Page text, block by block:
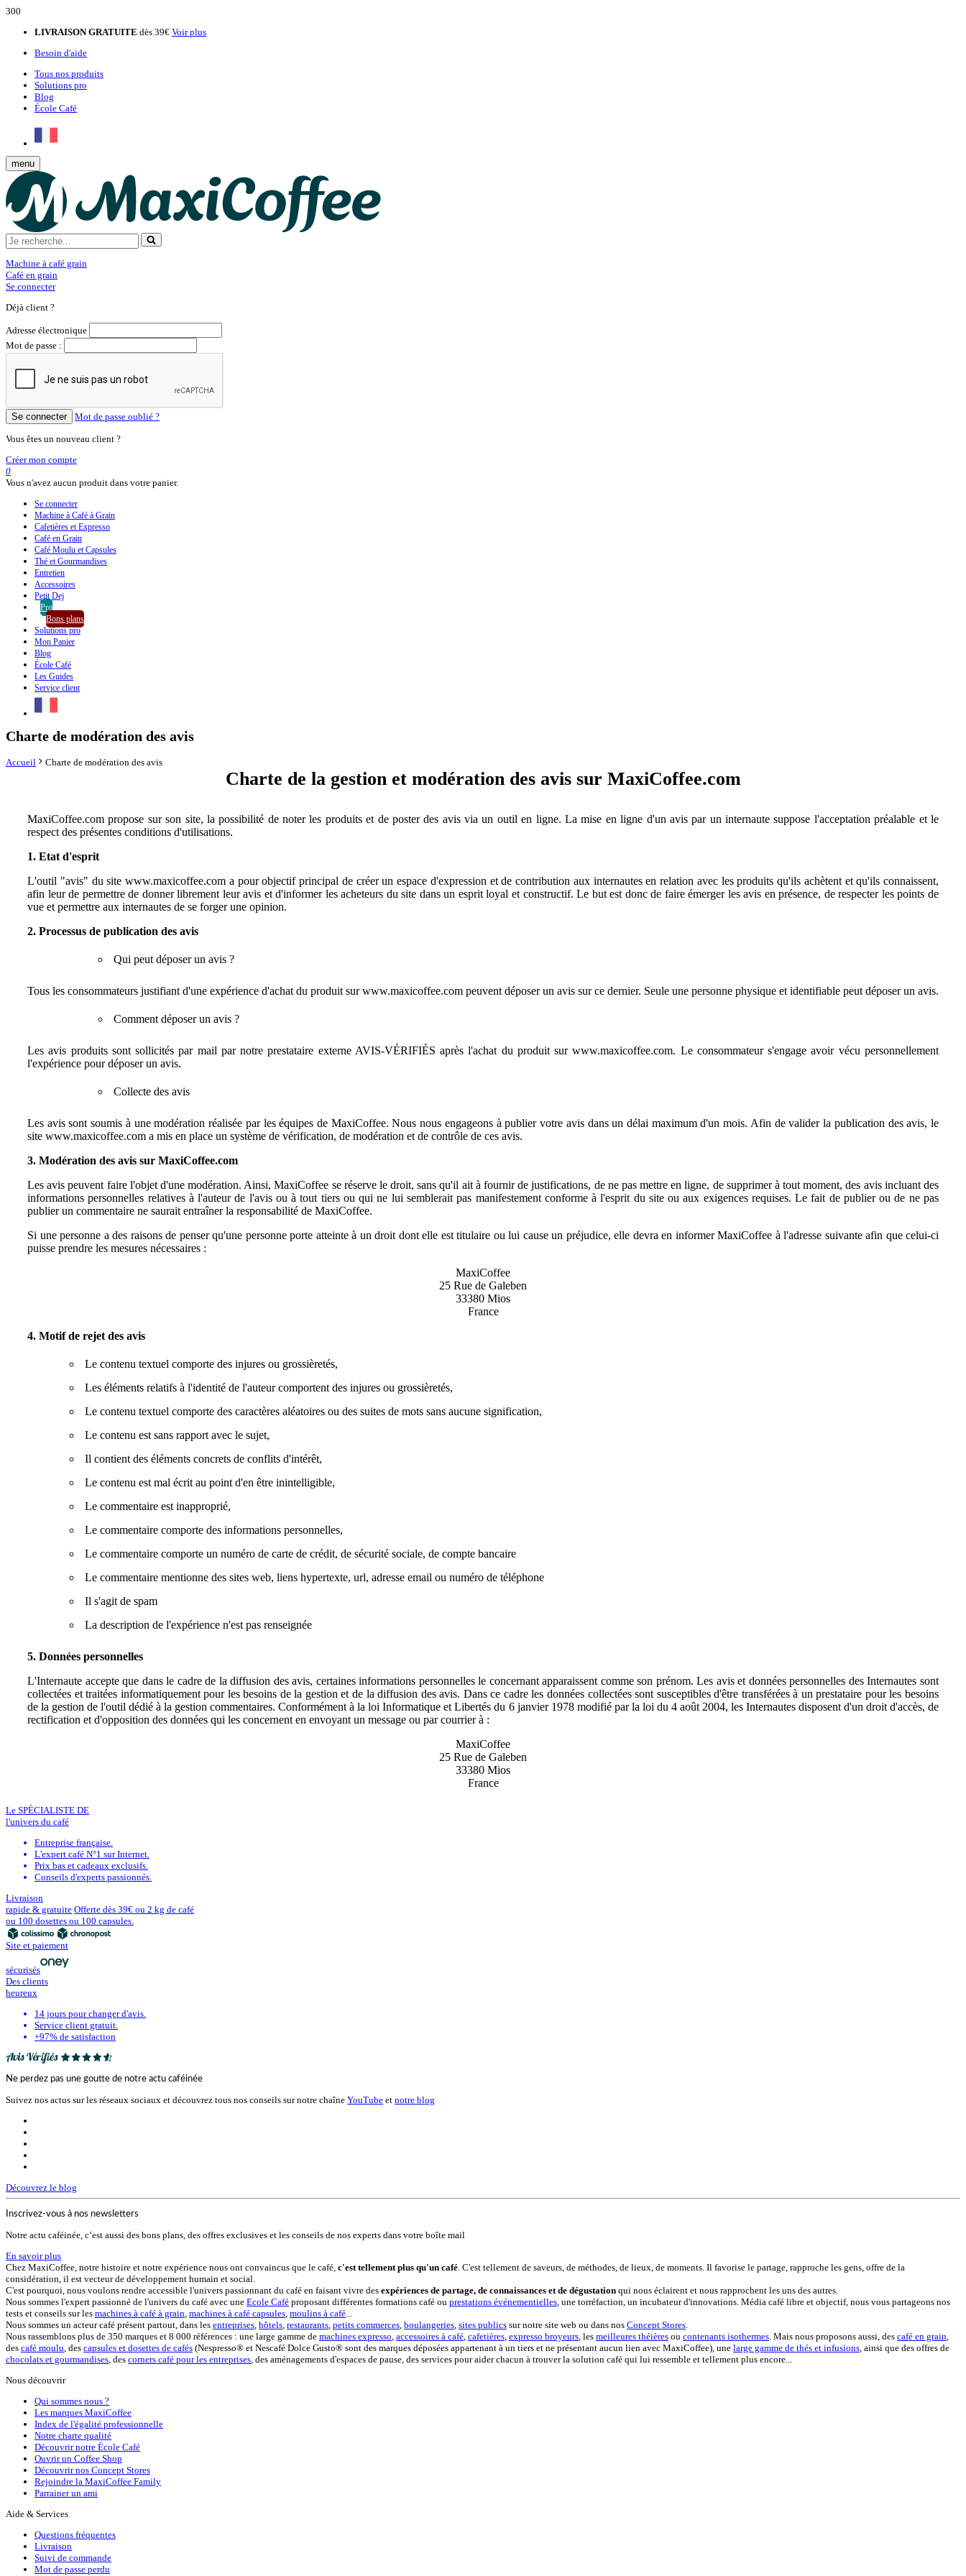
300
LIVRAISON GRATUITE dès 39€ Voir plus
Besoin d'aide
Tous nos produits
Solutions pro
Blog
École Café
menu
Machine à café grain
Café en grain
Se connecter
Déjà client ?
Adresse électronique
Mot de passe :
Se connecter Mot de passe oublié ?
Vous êtes un nouveau client ?
Créer mon compte
0
Vous n'avez aucun produit dans votre panier.
Se connecter
Machine à Café à Grain
Cafetières et Expresso
Café en Grain
Café Moulu et Capsules
Thé et Gourmandises
Entretien
Accessoires
Petit Dej
Pro
Bons plans
Solutions pro
Mon Panier
Blog
École Café
Les Guides
Service client
Charte de modération des avis
Accueil Charte de modération des avis
Charte de la gestion et modération des avis sur MaxiCoffee.com
MaxiCoffee.com propose sur son site, la possibilité de noter les produits et de poster des avis via un outil en ligne. La mise en ligne d'un avis par un internaute suppose l'acceptation préalable et le
respect des présentes conditions d'utilisations.
1. Etat d'esprit
L'outil "avis" du site www.maxicoffee.com a pour objectif principal de créer un espace d'expression et de contribution aux internautes en relation avec les produits qu'ils achètent et qu'ils connaissent,
afin leur de permettre de donner librement leur avis et d'informer les acheteurs du site dans un esprit loyal et constructif. Le but est donc de faire émerger les avis en présence, de respecter les points de
vue et permettre aux internautes de se forger une opinion.
2. Processus de publication des avis
Qui peut déposer un avis ?
Tous les consommateurs justifiant d'une expérience d'achat du produit sur www.maxicoffee.com peuvent déposer un avis sur ce dernier. Seule une personne physique et identifiable peut déposer un avis.
Comment déposer un avis ?
Les avis produits sont sollicités par mail par notre prestataire externe AVIS-VÉRIFIÉS après l'achat du produit sur www.maxicoffee.com. Le consommateur s'engage avoir vécu personnellement
l'expérience pour déposer un avis.
Collecte des avis
Les avis sont soumis à une modération réalisée par les équipes de MaxiCoffee. Nous nous engageons à publier votre avis dans un délai maximum d'un mois. Afin de valider la publication des avis, le
site www.maxicoffee.com a mis en place un système de vérification, de modération et de contrôle de ces avis.
3. Modération des avis sur MaxiCoffee.com
Les avis peuvent faire l'objet d'une modération. Ainsi, MaxiCoffee se réserve le droit, sans qu'il ait à fournir de justifications, de ne pas mettre en ligne, de supprimer à tout moment, des avis incluant des
informations personnelles relatives à l'auteur de l'avis ou à tout tiers ou qui ne lui semblerait pas manifestement conforme à l'esprit du site ou aux exigences requises. Le fait de publier ou de ne pas
publier un commentaire ne saurait entraîner la responsabilité de MaxiCoffee.
Si une personne a des raisons de penser qu'une personne porte atteinte à un droit dont elle est titulaire ou lui cause un préjudice, elle devra en informer MaxiCoffee à l'adresse suivante afin que celui-ci
puisse prendre les mesures nécessaires :
MaxiCoffee
25 Rue de Galeben
33380 Mios
France
4. Motif de rejet des avis
Le contenu textuel comporte des injures ou grossièretés,
Les éléments relatifs à l'identité de l'auteur comportent des injures ou grossièretés,
Le contenu textuel comporte des caractères aléatoires ou des suites de mots sans aucune signification,
Le contenu est sans rapport avec le sujet,
Il contient des éléments concrets de conflits d'intérêt,
Le contenu est mal écrit au point d'en être inintelligible,
Le commentaire est inapproprié,
Le commentaire comporte des informations personnelles,
Le commentaire comporte un numéro de carte de crédit, de sécurité sociale, de compte bancaire
Le commentaire mentionne des sites web, liens hypertexte, url, adresse email ou numéro de téléphone
Il s'agit de spam
La description de l'expérience n'est pas renseignée
5. Données personnelles
L'Internaute accepte que dans le cadre de la diffusion des avis, certaines informations personnelles le concernant apparaissent comme son prénom. Les avis et données personnelles des Internautes sont
collectées et traitées informatiquement pour les besoins de la gestion et de la diffusion des avis. Dans ce cadre les données collectées sont susceptibles d'être transférées à un prestataire pour les besoins
de la gestion de l'outil dédié à la gestion commentaires. Conformément à la loi Informatique et Libertés du 6 janvier 1978 modifié par la loi du 4 août 2004, les Internautes disposent d'un droit d'accès, de
rectification et d'opposition des données qui les concernent en envoyant un message ou par courrier à :
MaxiCoffee
25 Rue de Galeben
33380 Mios
France
Le SPÉCIALISTE DE
l'univers du café
Entreprise française.
L'expert café N°1 sur Internet.
Prix bas et cadeaux exclusifs.
Conseils d'experts passionnés.
Livraison
rapide & gratuite Offerte dès 39€ ou 2 kg de café
ou 100 dosettes ou 100 capsules.
Site et paiement
sécurisés
Des clients
heureux
14 jours pour changer d'avis.
Service client gratuit.
+97% de satisfaction
Ne perdez pas une goutte de notre actu caféinée
Suivez nos actus sur les réseaux sociaux et découvrez tous nos conseils sur notre chaîne YouTube et notre blog
Découvrez le blog
Inscrivez-vous à nos newsletters
Notre actu caféinée, c’est aussi des bons plans, des offres exclusives et les conseils de nos experts dans votre boîte mail
En savoir plus
Chez MaxiCoffee, notre histoire et notre expérience nous ont convaincus que le café, c'est tellement plus qu'un café. C'est tellement de saveurs, de méthodes, de lieux, de moments. Il favorise le partage, rapproche les gens, offre de la
considération, il est vecteur de développement humain et social.
C'est pourquoi, nous voulons rendre accessible l'univers passionnant du café en faisant vivre des expériences de partage, de connaissances et de dégustation qui nous éclairent et nous rapprochent les uns des autres.
Nous sommes l'expert passionné de l'univers du café avec une Ecole Café proposant différentes formations café ou prestations événementielles, une torréfaction, un incubateur d'innovations. Média café libre et objectif, nous vous partageons nos
tests et conseils sur les machines à café à grain, machines à café capsules, moulins à café...
Nous sommes un acteur café présent partout, dans les entreprises, hôtels, restaurants, petits commerces, boulangeries, sites publics sur notre site web ou dans nos Concept Stores.
Nous rassemblons plus de 350 marques et 8 000 références : une large gamme de machines expresso, accessoires à café, cafetières, expresso broyeurs, les meilleures théières ou contenants isothermes. Mais nous proposons aussi, des café en grain,
des café moulu, des capsules et dosettes de cafés (Nespresso® et Nescafé Dolce Gusto® sont des marques déposées appartenant à un tiers et ne présentant aucun lien avec MaxiCoffee), une large gamme de thés et infusions, ainsi que des offres de
chocolats et gourmandises, des corners café pour les entreprises, des aménagements d'espaces de pause, des services pour aider chacun à trouver la solution café qui lui ressemble et tellement plus encore...
Nous découvrir
Qui sommes nous ?
Les marques MaxiCoffee
Index de l'égalité professionnelle
Notre charte qualité
Découvrir notre École Café
Ouvrir un Coffee Shop
Découvrir nos Concept Stores
Rejoindre la MaxiCoffee Family
Parrainer un ami
Aide & Services
Questions fréquentes
Livraison
Suivi de commande
Mot de passe perdu